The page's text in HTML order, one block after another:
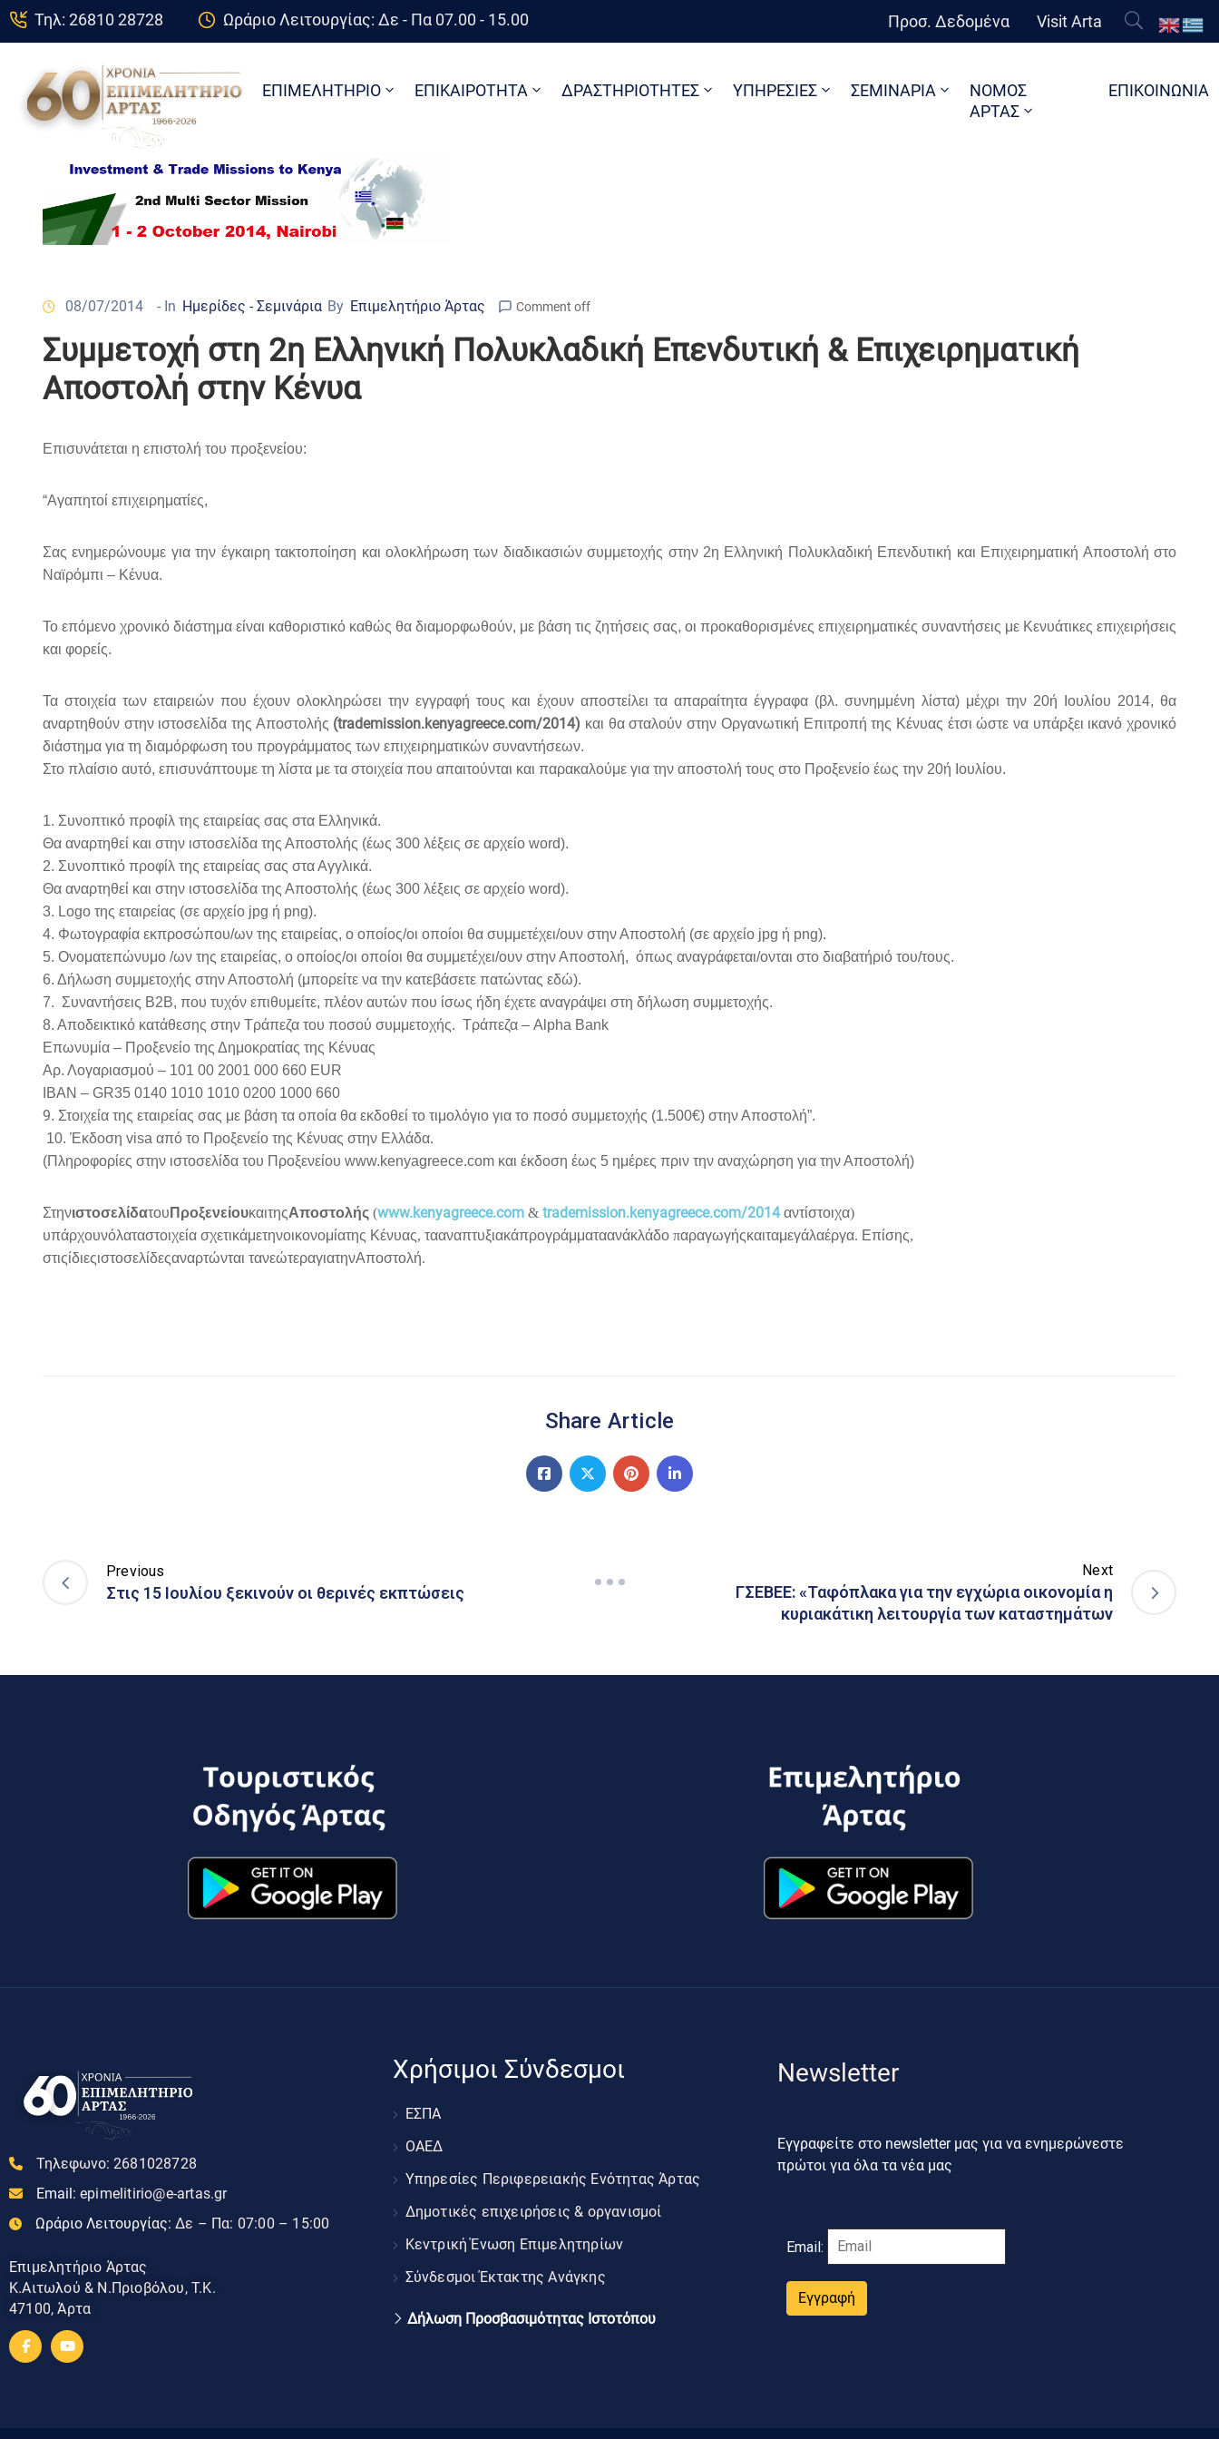
Τηλ: 26810 28728 Ωράριο Λειτουργίας: Δε - Πα 07.00 - 15.00 Προσ. Δεδομένα Visit Arta
ΕΠΙΜΕΛΗΤΗΡΙΟ ΕΠΙΚΑΙΡΟΤΗΤΑ ΔΡΑΣΤΗΡΙΟΤΗΤΕΣ ΥΠΗΡΕΣΙΕΣ ΣΕΜΙΝΑΡΙΑ
ΝΟΜΟΣ
ΑΡΤΑΣ
ΕΠΙΚΟΙΝΩΝΙΑ
08/07/2014 - In Ημερίδες - Σεμινάρια By Επιμελητήριο Άρτας Comment off
Συμμετοχή στη 2η Ελληνική Πολυκλαδική Επενδυτική & Επιχειρηματική
Αποστολή στην Κένυα
Επισυνάτεται η επιστολή του προξενείου:
“Αγαπητοί επιχειρηματίες,
Σας ενημερώνουμε για την έγκαιρη τακτοποίηση και ολοκλήρωση των διαδικασιών συμμετοχής στην 2η Ελληνική Πολυκλαδική Επενδυτική και Επιχειρηματική Αποστολή στο
Ναϊρόμπι – Κένυα.
Το επόμενο χρονικό διάστημα είναι καθοριστικό καθώς θα διαμορφωθούν, με βάση τις ζητήσεις σας, οι προκαθορισμένες επιχειρηματικές συναντήσεις με Κενυάτικες επιχειρήσεις
και φορείς.
Τα στοιχεία των εταιρειών που έχουν ολοκληρώσει την εγγραφή τους και έχουν αποστείλει τα απαραίτητα έγγραφα (βλ. συνημμένη λίστα) μέχρι την 20ή Ιουλίου 2014, θα
αναρτηθούν στην ιστοσελίδα της Αποστολής (trademission.kenyagreece.com/2014) και θα σταλούν στην Οργανωτική Επιτροπή της Κένυας έτσι ώστε να υπάρξει ικανό χρονικό
διάστημα για τη διαμόρφωση του προγράμματος των επιχειρηματικών συναντήσεων.
Στο πλαίσιο αυτό, επισυνάπτουμε τη λίστα με τα στοιχεία που απαιτούνται και παρακαλούμε για την αποστολή τους στο Προξενείο έως την 20ή Ιουλίου.
1. Συνοπτικό προφίλ της εταιρείας σας στα Ελληνικά.
Θα αναρτηθεί και στην ιστοσελίδα της Αποστολής (έως 300 λέξεις σε αρχείο word).
2. Συνοπτικό προφίλ της εταιρείας σας στα Αγγλικά.
Θα αναρτηθεί και στην ιστοσελίδα της Αποστολής (έως 300 λέξεις σε αρχείο word).
3. Logo της εταιρείας (σε αρχείο jpg ή png).
4. Φωτογραφία εκπροσώπου/ων της εταιρείας, ο οποίος/οι οποίοι θα συμμετέχει/ουν στην Αποστολή (σε αρχείο jpg ή png).
5. Ονοματεπώνυμο /ων της εταιρείας, ο οποίος/οι οποίοι θα συμμετέχει/ουν στην Αποστολή, όπως αναγράφεται/ονται στο διαβατήριό του/τους.
6. Δήλωση συμμετοχής στην Αποστολή (μπορείτε να την κατεβάσετε πατώντας εδώ).
7. Συναντήσεις Β2Β, που τυχόν επιθυμείτε, πλέον αυτών που ίσως ήδη έχετε αναγράψει στη δήλωση συμμετοχής.
8. Αποδεικτικό κατάθεσης στην Τράπεζα του ποσού συμμετοχής. Τράπεζα – Alpha Bank
Επωνυμία – Προξενείο της Δημοκρατίας της Κένυας
Αρ. Λογαριασμού – 101 00 2001 000 660 EUR
IBAN – GR35 0140 1010 1010 0200 1000 660
9. Στοιχεία της εταιρείας σας με βάση τα οποία θα εκδοθεί το τιμολόγιο για το ποσό συμμετοχής (1.500€) στην Αποστολή”.
10. Έκδοση visa από το Προξενείο της Κένυας στην Ελλάδα.
(Πληροφορίες στην ιστοσελίδα του Προξενείου www.kenyagreece.com και έκδοση έως 5 ημέρες πριν την αναχώρηση για την Αποστολή)
Στηνιστοσελίδατου ΠροξενείουκαιτηςΑποστολής (www.kenyagreece.com & trademission.kenyagreece.com/2014 αντίστοιχα)
υπάρχουνόλαταστοιχεία σχετικάμετηνοικονομίατης Κένυας, τααναπτυξιακάπρογράμματαανάκλάδο παραγωγήςκαιταμεγάλαέργα. Επίσης,
στιςίδιεςιστοσελίδεςαναρτώνται τανεώτεραγιατηνΑποστολή.
Share Article
Previous
Στις 15 Ιουλίου ξεκινούν οι θερινές εκπτώσεις
Next
ΓΣΕΒΕΕ: «Ταφόπλακα για την εγχώρια οικονομία η
κυριακάτικη λειτουργία των καταστημάτων
Τηλεφωνο: 2681028728
Email: epimelitirio@e-artas.gr
Ωράριο Λειτουργίας: Δε – Πα: 07:00 – 15:00
Επιμελητήριο Άρτας
Κ.Αιτωλού & Ν.Πριοβόλου, Τ.Κ.
47100, Άρτα
Χρήσιμοι Σύνδεσμοι
ΕΣΠΑ
ΟΑΕΔ
Υπηρεσίες Περιφερειακής Ενότητας Άρτας
Δημοτικές επιχειρήσεις & οργανισμοί
Κεντρική Ένωση Επιμελητηρίων
Σύνδεσμοι Έκτακτης Ανάγκης
Δήλωση Προσβασιμότητας Ιστοτόπου
Newsletter
Εγγραφείτε στο newsletter μας για να ενημερώνεστε
πρώτοι για όλα τα νέα μας
Email:
Εγγραφή